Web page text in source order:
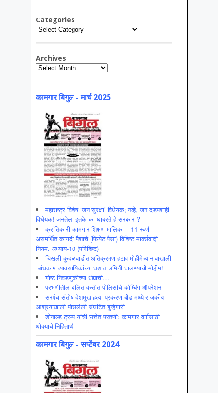
Categories
Categories
Archives
Archives
कामगार बिगुल - मार्च 2025
महाराष्ट्र विशेष ‘जन सुरक्षा’ विधेयक; नव्हे, जन दडपशाही
विधेयक! जनतेला इतके का घाबरते हे सरकार ?
क्रांतिकारी कामगार शिक्षण मालिका – 11 स्वर्ण
असमर्थित कागदी पैशाचे (फियेट पैसा) विशिष्ट मार्क्सवादी
नियम. अध्याय-10 (परिशिष्ट)
चिखली-कुदळवाडीत अतिक्रमण हटाव मोहीमेच्यानावाखाली
बांधकाम व्यावसायिकांच्या घशात जमिनी घालण्याची मोहीम!
गोष्ट निवडणुकीच्या धंद्याची…
परभणीतील दलित वस्तीत पोलिसांचे कोम्बिंग ऑपरेशन
सरपंच संतोष देशमुख हत्या प्रकरण बीड मध्ये राजकीय
आश्रयाखाली पोसलेली संघटित गुन्हेगारी
डोनाल्ड ट्रम्प यांची सत्तेत परतणी: कामगार वर्गासाठी
धोक्याचे निहितार्थ
कामगार बिगुल - सप्टेंबर 2024